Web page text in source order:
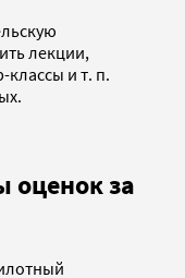
лекции,
классы и т. п.
оценок за